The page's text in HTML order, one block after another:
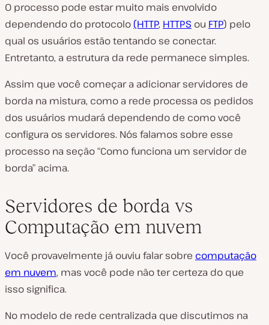
O processo pode estar muito mais envolvido
dependendo do protocolo (HTTP, HTTPS ou FTP) pelo
qual os usuários estão tentando se conectar.
Entretanto, a estrutura da rede permanece simples.
Assim que você começar a adicionar servidores de
borda na mistura, como a rede processa os pedidos
dos usuários mudará dependendo de como você
configura os servidores. Nós falamos sobre esse
processo na seção “Como funciona um servidor de
borda” acima.
Servidores de borda vs
Computação em nuvem
Você provavelmente já ouviu falar sobre computação
em nuvem, mas você pode não ter certeza do que
isso significa.
No modelo de rede centralizada que discutimos na